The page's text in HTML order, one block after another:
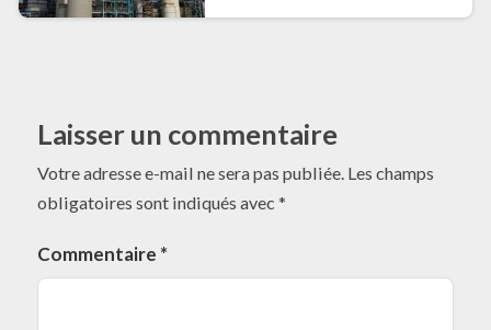
Laisser un commentaire
Votre adresse e-mail ne sera pas publiée. Les champs
obligatoires sont indiqués avec *
Commentaire *